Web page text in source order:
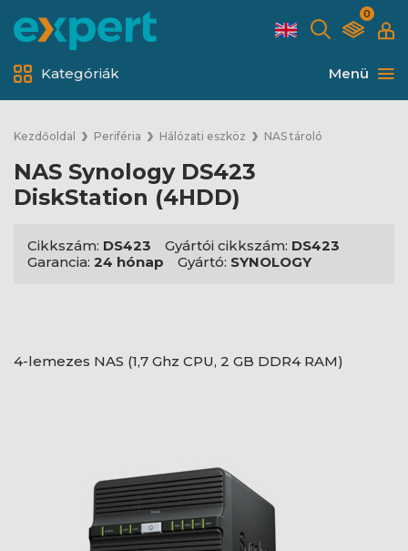
0
Menü
Kategóriák
Kezdőoldal Periféria Hálózati eszköz NAS tároló
NAS Synology DS423
DiskStation (4HDD)
Cikkszám: DS423 Gyártói cikkszám: DS423
Garancia: 24 hónap Gyártó: SYNOLOGY
4-lemezes NAS (1,7 Ghz CPU, 2 GB DDR4 RAM)